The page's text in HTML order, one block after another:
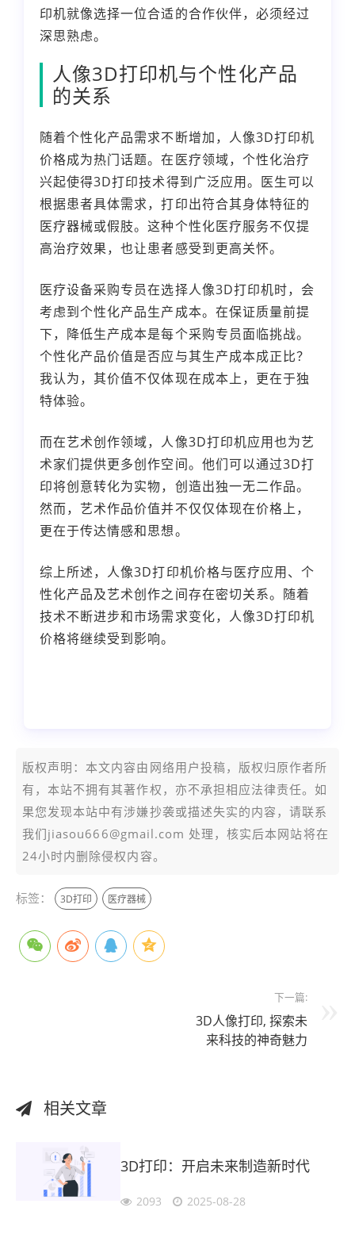
印机就像选择一位合适的合作伙伴，必须经过
深思熟虑。
人像3D打印机与个性化产品
的关系
随着个性化产品需求不断增加，人像3D打印机
价格成为热门话题。在医疗领域，个性化治疗
兴起使得3D打印技术得到广泛应用。医生可以
根据患者具体需求，打印出符合其身体特征的
医疗器械或假肢。这种个性化医疗服务不仅提
高治疗效果，也让患者感受到更高关怀。
医疗设备采购专员在选择人像3D打印机时，会
考虑到个性化产品生产成本。在保证质量前提
下，降低生产成本是每个采购专员面临挑战。
个性化产品价值是否应与其生产成本成正比？
我认为，其价值不仅体现在成本上，更在于独
特体验。
而在艺术创作领域，人像3D打印机应用也为艺
术家们提供更多创作空间。他们可以通过3D打
印将创意转化为实物，创造出独一无二作品。
然而，艺术作品价值并不仅仅体现在价格上，
更在于传达情感和思想。
综上所述，人像3D打印机价格与医疗应用、个
性化产品及艺术创作之间存在密切关系。随着
技术不断进步和市场需求变化，人像3D打印机
价格将继续受到影响。
版权声明：本文内容由网络用户投稿，版权归原作者所
有，本站不拥有其著作权，亦不承担相应法律责任。如
果您发现本站中有涉嫌抄袭或描述失实的内容，请联系
我们jiasou666@gmail.com 处理，核实后本网站将在
24小时内删除侵权内容。
标签： 3D打印 医疗器械
下一篇:
3D人像打印, 探索未
来科技的神奇魅力
相关文章
3D打印：开启未来制造新时代
2093 2025-08-28